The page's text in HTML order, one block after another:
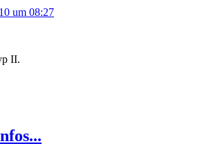
um 08:27
II.